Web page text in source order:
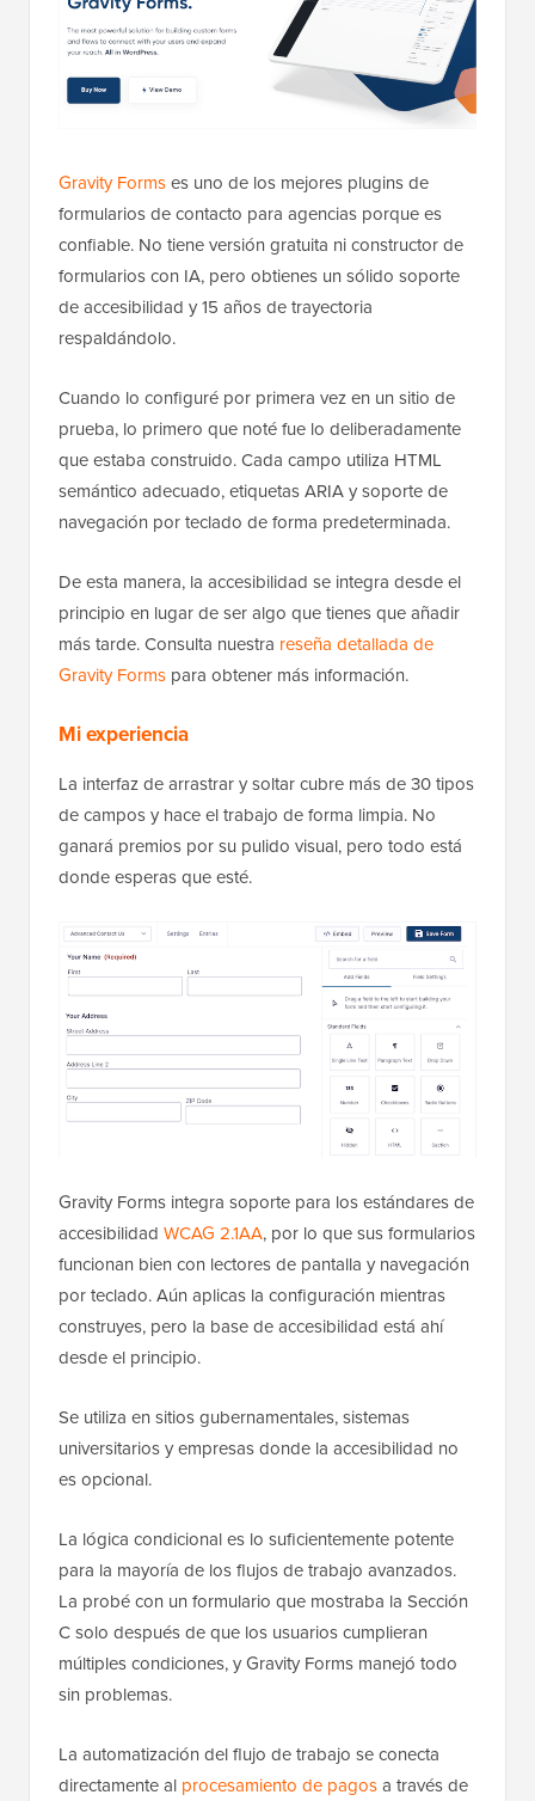
Gravity Formses uno de los mejores plugins de
formularios de contacto para agencias porque es
confiable. No tiene versión gratuita ni constructor de
formularios con IA, pero obtienes un sólido soporte
de accesibilidad y 15 años de trayectoria
respaldándolo.
Cuando lo configuré por primera vez en un sitio de
prueba, lo primero que noté fue lo deliberadamente
que estaba construido. Cada campo utiliza HTML
semántico adecuado, etiquetas ARIA y soporte de
navegación por teclado de forma predeterminada.
De esta manera, la accesibilidad se integra desde el
principio en lugar de ser algo que tienes que añadir
más tarde. Consulta nuestra reseña detallada de
Gravity Forms para obtener más información.
Mi experiencia
La interfaz de arrastrar y soltar cubre más de 30 tipos
de campos y hace el trabajo de forma limpia. No
ganará premios por su pulido visual, pero todo está
donde esperas que esté.
Gravity Forms integra soporte para los estándares de
accesibilidad WCAG 2.1AA, por lo que sus formularios
funcionan bien con lectores de pantalla y navegación
por teclado. Aún aplicas la configuración mientras
construyes, pero la base de accesibilidad está ahí
desde el principio.
Se utiliza en sitios gubernamentales, sistemas
universitarios y empresas donde la accesibilidad no
es opcional.
La lógica condicional es lo suficientemente potente
para la mayoría de los flujos de trabajo avanzados.
La probé con un formulario que mostraba la Sección
C solo después de que los usuarios cumplieran
múltiples condiciones, y Gravity Forms manejó todo
sin problemas.
La automatización del flujo de trabajo se conecta
directamente al procesamiento de pagosa través de